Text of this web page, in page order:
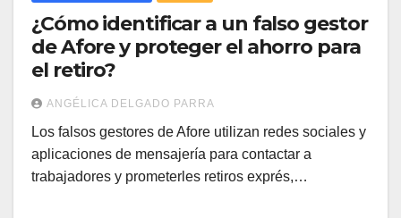
¿Cómo identificar a un falso gestor
de Afore y proteger el ahorro para
el retiro?
ANGÉLICA DELGADO PARRA
Los falsos gestores de Afore utilizan redes sociales y
aplicaciones de mensajería para contactar a
trabajadores y prometerles retiros exprés,…